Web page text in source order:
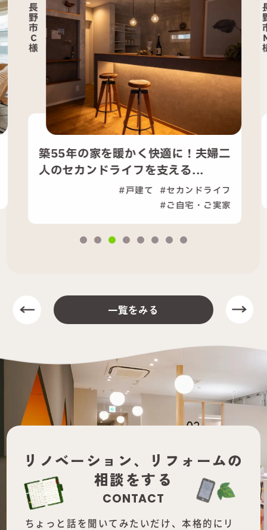
長
野
市
C
様
築55年の家を暖かく快適に！夫婦二
人のセカンドライフを支える...
戸建て
セカンドライフ
ご自宅・ご実家
長
野
市
M
様
一覧をみる
リノベーション、
リフォームの
相談をする
CONTACT
ちょっと話を聞いてみたいだけ、本格的にリ